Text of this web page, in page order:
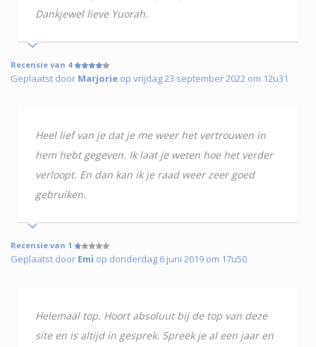
Dankjewel lieve Yuorah.
Recensie van 4
Geplaatst door Marjorie op vrijdag 23 september 2022 om 12u31
Heel lief van je dat je me weer het vertrouwen in
hem hebt gegeven. Ik laat je weten hoe het verder
verloopt. En dan kan ik je raad weer zeer goed
gebruiken.
Recensie van 1
Geplaatst door Emi op donderdag 6 juni 2019 om 17u50
Helemaal top. Hoort absoluut bij de top van deze
site en is altijd in gesprek. Spreek je al een jaar en